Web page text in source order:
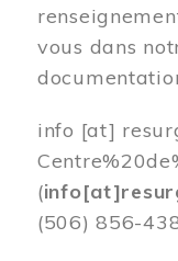
vous dans
info [at]
(
(506) 856-